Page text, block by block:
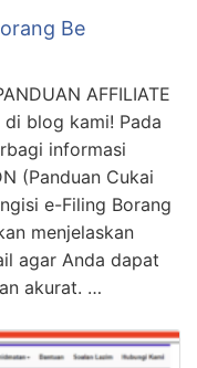
Be
AFFILIATE
di blog kami! Pada
informasi
(Panduan Cukai
e-Filing Borang
menjelaskan
agar Anda dapat
akurat. …